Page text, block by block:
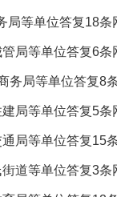
等单位答复18条网民
等单位答复6条网民
等单位答复8条网民
等单位答复5条网民
等单位答复15条网民
等单位答复3条网民